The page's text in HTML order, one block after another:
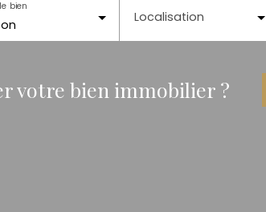
bien
Localisation
votre bien immobilier ?